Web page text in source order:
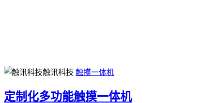
触讯科技 触摸一体机
定制化多功能触摸一体机